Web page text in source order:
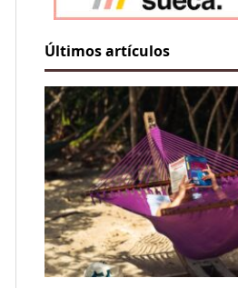
Últimos artículos